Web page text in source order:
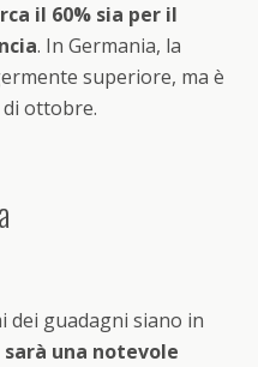
il 60% sia per il
. In Germania, la
superiore, ma è
di ottobre.
guadagni siano in
una notevole